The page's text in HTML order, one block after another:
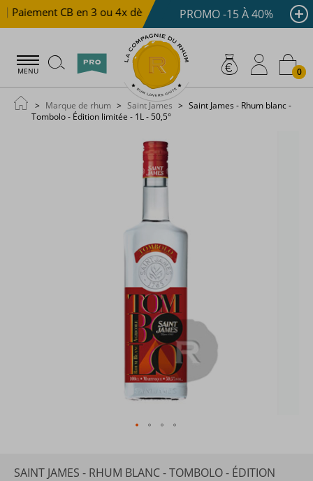
Paiement CB en 3 ou 4x dès 100 € Livraison offerte
PROMO -15 À 40%
MENU 0
Marque de rhum Saint James
Saint James - Rhum blanc -
Tombolo - Édition limitée - 1L - 50,5°
SAINT JAMES - RHUM BLANC - TOMBOLO - ÉDITION